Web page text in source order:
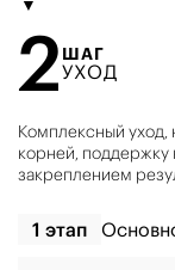
2 ШАГ
УХОД
Комплексный уход,
корней, поддержку
закреплением
1 этап